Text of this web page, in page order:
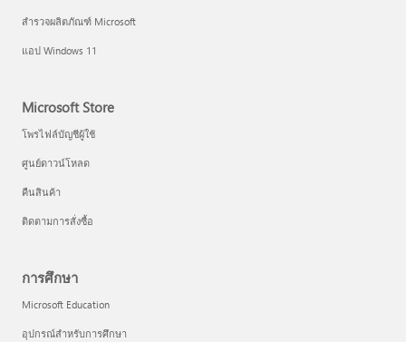
สำรวจผลิตภัณฑ์ Microsoft
แอป Windows 11
Microsoft Store
โพรไฟล์บัญชีผู้ใช้
ศูนย์ดาวน์โหลด
คืนสินค้า
ติดตามการสั่งซื้อ
การศึกษา
Microsoft Education
อุปกรณ์สำหรับการศึกษา